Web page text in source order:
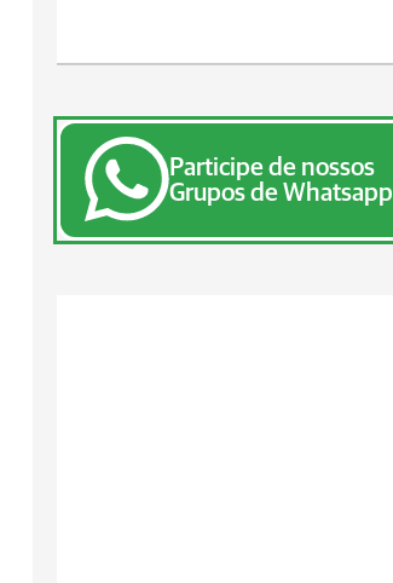
Participe de nossos
Grupos de Whatsapp